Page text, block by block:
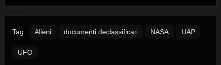
Tag: Alieni documenti declassificati NASA UAP
UFO